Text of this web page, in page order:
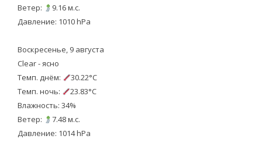
Ветер:
9.16 м.с.
Давление: 1010 hPa
Воскресенье, 9 августа
Clear - ясно
Темп. днём:
30.22°C
Темп. ночь:
23.83°C
Влажность: 34%
Ветер:
7.48 м.с.
Давление: 1014 hPa